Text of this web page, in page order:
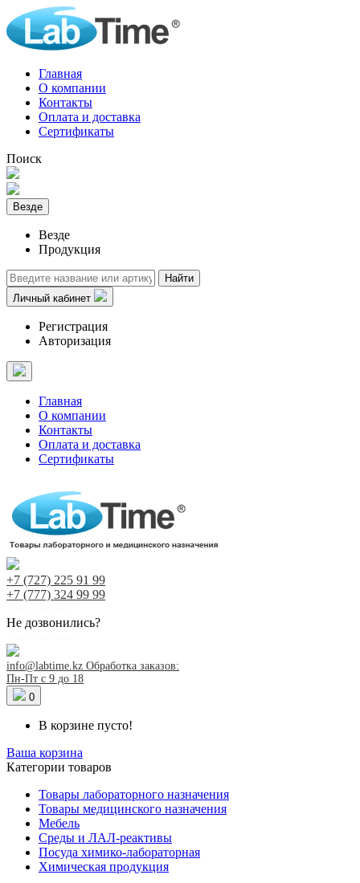
Главная
О компании
Контакты
Оплата и доставка
Сертификаты
Поиск
Везде
Везде
Продукция
Найти
Личный кабинет
Регистрация
Авторизация
Главная
О компании
Контакты
Оплата и доставка
Сертификаты
+7 (727) 225 91 99
+7 (777) 324 99 99
Не дозвонились?
info@labtime.kz Обработка заказов:
Пн-Пт с 9 до 18
0
В корзине пусто!
Ваша корзина
Категории товаров
Товары лабораторного назначения
Товары медицинского назначения
Мебель
Среды и ЛАЛ-реактивы
Посуда химико-лабораторная
Химическая продукция